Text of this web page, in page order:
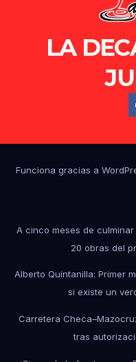
LA
Funciona gracias a
A cinco meses de
20 obras del
Alberto Quintanilla: Primer
si existe un
Carretera
tras